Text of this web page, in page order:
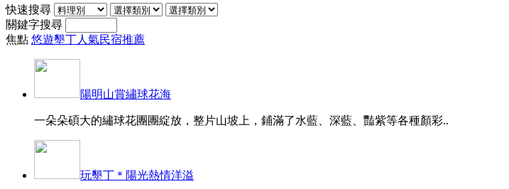
快速搜尋
關鍵字搜尋
焦點 悠遊墾丁人氣民宿推薦
陽明山賞繡球花海
一朵朵碩大的繡球花團團綻放，整片山坡上，鋪滿了水藍、深藍、豔紫等各種顏彩..
玩墾丁＊陽光熱情洋溢